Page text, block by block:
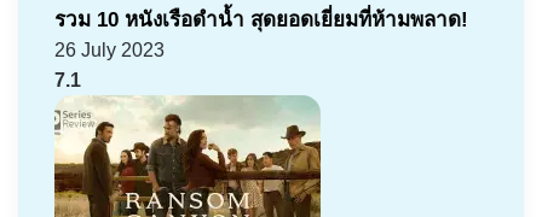
รวม 10 หนังเรือดำน้ำ สุดยอดเยี่ยมที่ห้ามพลาด!
26 July 2023
7.1